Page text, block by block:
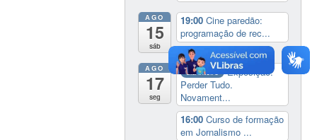
AGO
15
sáb
19:00Cine paredão:
programação de rec...
AGO
17
seg
dia inteiro
Exposição:
Perder Tudo.
Novament...
16:00Curso de formação
em Jornalismo ...